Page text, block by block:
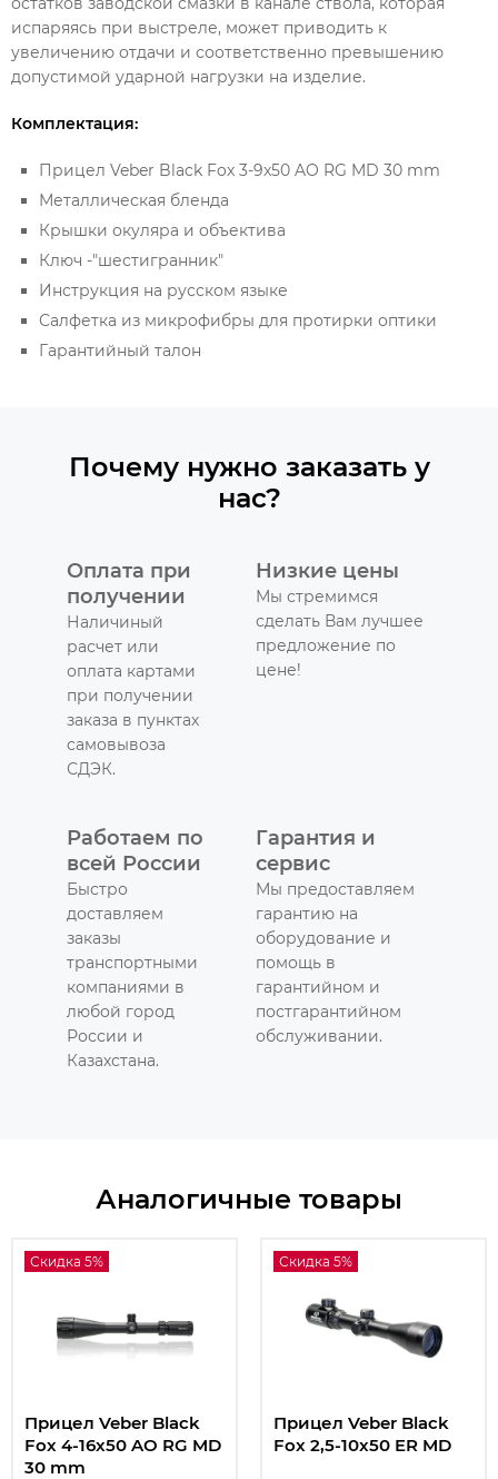
испаряясь при выстреле, может приводить к
увеличению отдачи и соответственно превышению
допустимой ударной нагрузки на изделие.
Комплектация:
Прицел Veber Black Fox 3-9x50 AO RG MD 30 mm
Металлическая бленда
Крышки окуляра и объектива
Ключ -"шестигранник"
Инструкция на русском языке
Салфетка из микрофибры для протирки оптики
Гарантийный талон
Почему нужно заказать у
нас?
Оплата при
получении
Наличиный
расчет или
оплата картами
при получении
заказа в пунктах
самовывоза
СДЭК.
Низкие цены
Мы стремимся
сделать Вам лучшее
предложение по
цене!
Работаем по
всей России
Быстро
доставляем
заказы
транспортными
компаниями в
любой город
России и
Казахстана.
Гарантия и
сервис
Мы предоставляем
гарантию на
оборудование и
помощь в
гарантийном и
постгарантийном
обслуживании.
Аналогичные товары
Скидка 5%
Прицел Veber Black
Fox 4-16x50 AO RG MD
30 mm
Скидка 5%
Прицел Veber Black
Fox 2,5-10x50 ER MD